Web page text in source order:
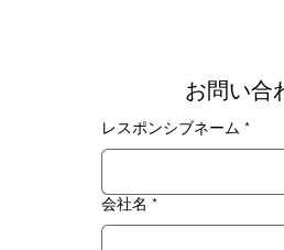
お問い合
レスポンシブネーム *
会社名 *